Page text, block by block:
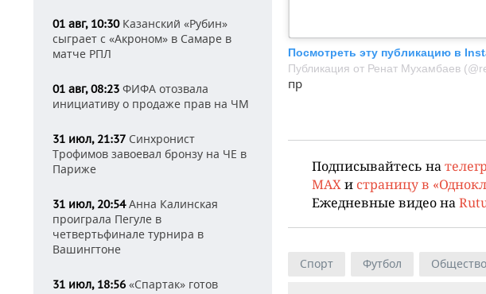
01 авг, 10:30Казанский «Рубин»
сыграет с «Акроном» в Самаре в
матче РПЛ
01 авг, 08:23 ФИФА отозвала
инициативу о продаже прав на ЧМ
31 июл, 21:37 Синхронист
Трофимов завоевал бронзу на ЧЕ в
Париже
31 июл, 20:54Анна Калинская
проиграла Пегуле в
четвертьфинале турнира в
Вашингтоне
31 июл, 18:56 «Спартак» готов
Посмотреть эту публикацию в
Публикация от Ренат Мухамбаев
пр
Подписывайтесь на
MAX и страницу в
Ежедневные видео на
Спорт Футбол Общество